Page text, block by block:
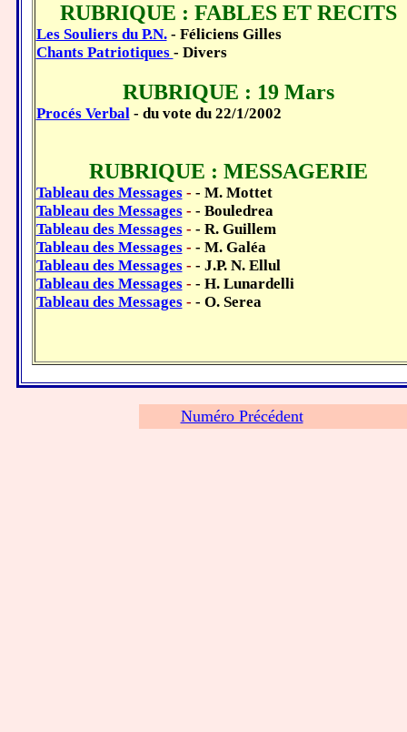
RUBRIQUE : FABLES ET RECITS
Les Souliers du P.N. - Féliciens Gilles
Chants Patriotiques - Divers
RUBRIQUE : 19 Mars
Procés Verbal - du vote du 22/1/2002
RUBRIQUE : MESSAGERIE
Tableau des Messages- - M. Mottet
Tableau des Messages- - Bouledrea
Tableau des Messages- - R. Guillem
Tableau des Messages- - M. Galéa
Tableau des Messages- - J.P. N. Ellul
Tableau des Messages- - H. Lunardelli
Tableau des Messages- - O. Serea
Numéro Précédent